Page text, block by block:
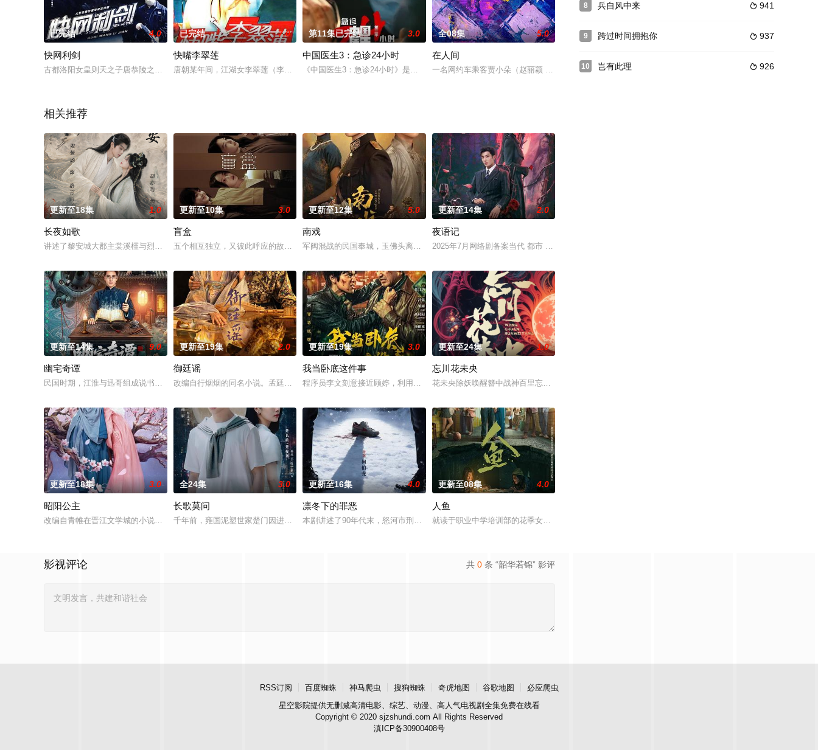
已完结 4.0
快网利剑
古都洛阳女皇则天之子唐恭陵之墓文物被盗走私香港大案内幕大片。中原古城河阳，古墓遍地，清明节
已完结 7.0
快嘴李翠莲
唐朝某年间，江湖女李翠莲（李湘饰）跟随师傅毛三刀闯荡江湖。李翠莲初出茅庐，不知天高地厚揭了
第11集已完结 3.0
中国医生3：急诊24小时
《中国医生3：急诊24小时》是一部深入中国急诊医疗体系最前线的纪实作品。影片以急诊室为核心
全08集 5.0
在人间
一名网约车乘客贾小朵（赵丽颖 饰），与自我迷失的兼职司机徐天（尹昉 饰）相伴，一起进入“虚
相关推荐
更新至18集 1.0
长夜如歌
讲述了黎安城大郡主棠溪槿与烈云峥之间曲折动人的情感，以及他们在复杂局势中坚守初心、勇敢面对
更新至10集 3.0
盲盒
五个相互独立，又彼此呼应的故事——用一场精心策划的“夏令营”完成复仇的受害者；临终前与遗憾
更新至12集 5.0
南戏
军阀混战的民国奉城，玉佛头离奇失窃，戏班主横尸戏台，将冷血少帅许又安与昆曲名伶荣筱楠推向不
更新至14集 2.0
夜语记
2025年7月网络剧备案当代 都市 海南越酷文化传媒有限公司
更新至14集 9.0
幽宅奇谭
民国时期，江淮与迅哥组成说书班子，偶遇“白天人住屋，晚上鬼占房”的阴阳宅，江淮被掳走配“阴
更新至19集 2.0
御廷谣
改编自行烟烟的同名小说。孟廷辉，大平王朝有史以来个以女子进士科三元及第入翰林院的奇女子。十
更新至19集 3.0
我当卧底这件事
程序员李文刻意接近顾婷，利用顾炎女儿奴的属性，请求老炮儿顾炎带自己用程序员身份卧底电诈集团
更新至24集 1.0
忘川花未央
花未央除妖唤醒簪中战神百里忘川元神，二人共感相连，一同寻仙草修复肉身。未央动心，却不知自身
更新至18集 3.0
昭阳公主
改编自青帷在晋江文学城的小说《平阳公主》。
全24集 3.0
长歌莫问
千年前，雍国泥塑世家楚门因进贡的“十二生肖”离奇流血炸裂，惨遭满门流放，楚父以死鸣冤。楚家
更新至16集 4.0
凛冬下的罪恶
本剧讲述了90年代末，怒河市刑侦支队在无普及监控、无DNA鉴定技术的支持下，通过摸排、勘查
更新至08集 4.0
人鱼
就读于职业中学培训部的花季女生苏琳（黄杨钿甜 饰），虽自小被父母忽视，在艰苦环境中长大，但
共 0 条 “韶华若锦” 影评
影视评论
8  941
兵自风中来
9  937
跨过时间拥抱你
10  926
岂有此理
RSS订阅 百度蜘蛛 神马爬虫 搜狗蜘蛛 奇虎地图 谷歌地图
必应爬虫
星空影院提供无删减高清电影、综艺、动漫、高人气电视剧全集免费在线看
Copyright © 2020 sjzshundi.com All Rights Reserved
滇ICP备30900408号